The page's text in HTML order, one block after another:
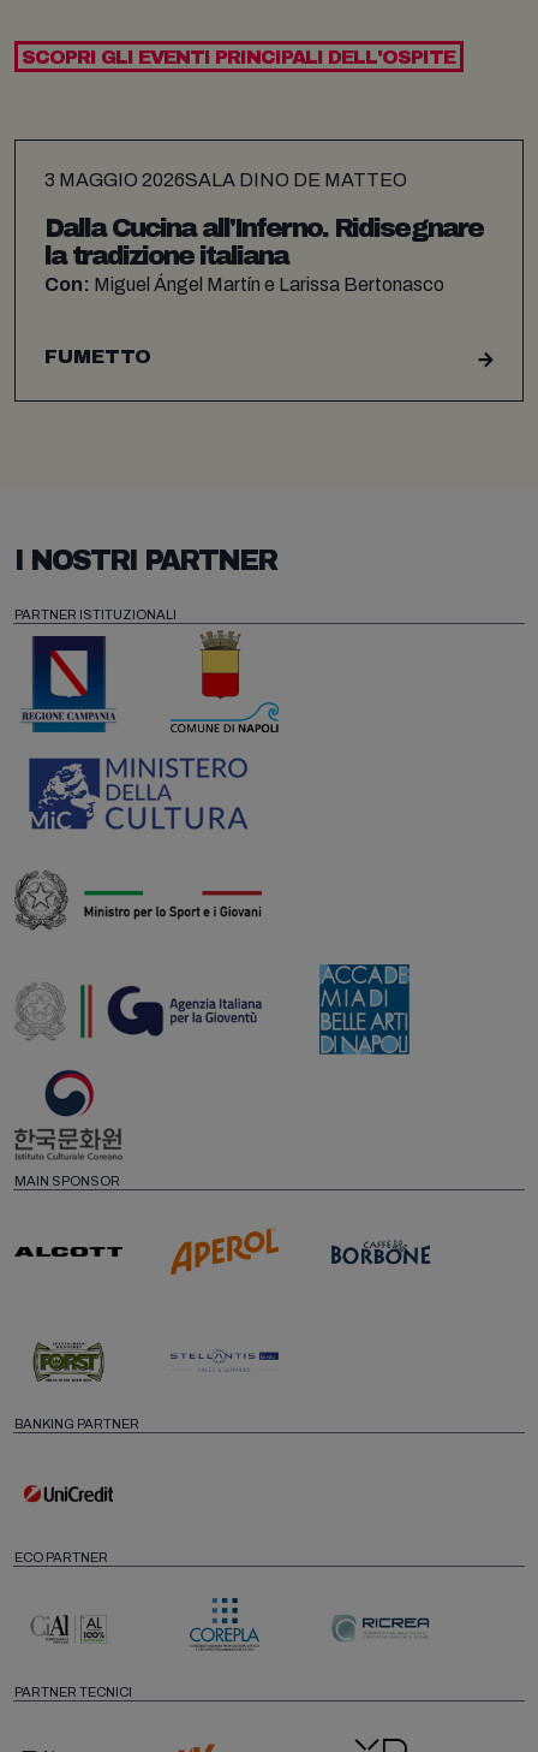
SCOPRI GLI EVENTI PRINCIPALI DELL'OSPITE
3 MAGGIO 2026SALA DINO DE MATTEO
Dalla Cucina all'Inferno. Ridisegnare
la tradizione italiana
Con: Miguel Ángel Martín e Larissa Bertonasco
FUMETTO
I NOSTRI PARTNER
PARTNER ISTITUZIONALI
MAIN SPONSOR
BANKING PARTNER
ECO PARTNER
PARTNER TECNICI